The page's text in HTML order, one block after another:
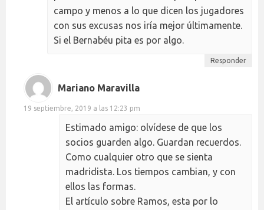
campo y menos a lo que dicen los jugadores
con sus excusas nos iría mejor últimamente.
Si el Bernabéu pita es por algo.
Responder
Mariano Maravilla
19 septiembre, 2019 a las 12:23 pm
Estimado amigo: olvídese de que los
socios guarden algo. Guardan recuerdos.
Como cualquier otro que se sienta
madridista. Los tiempos cambian, y con
ellos las formas.
El artículo sobre Ramos, esta por lo